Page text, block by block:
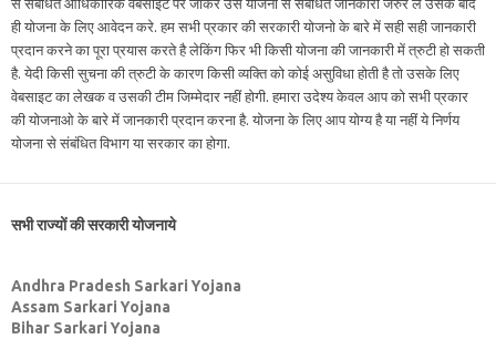
से संबंधित आधिकारिक वेबसाइट पर जाकर उस योजना से संबंधित जानकारी जरुर ले उसके बाद
ही योजना के लिए आवेदन करे. हम सभी प्रकार की सरकारी योजनो के बारे में सही सही जानकारी
प्रदान करने का पूरा प्रयास करते है लेकिंग फिर भी किसी योजना की जानकारी में त्रुटी हो सकती
है. येदी किसी सुचना की त्रुटी के कारण किसी व्यक्ति को कोई असुविधा होती है तो उसके लिए
वेबसाइट का लेखक व उसकी टीम जिम्मेदार नहीं होगी. हमारा उदेश्य केवल आप को सभी प्रकार
की योजनाओ के बारे में जानकारी प्रदान करना है. योजना के लिए आप योग्य है या नहीं ये निर्णय
योजना से संबंधित विभाग या सरकार का होगा.
सभी राज्यों की सरकारी योजनाये
Andhra Pradesh Sarkari Yojana
Assam Sarkari Yojana
Bihar Sarkari Yojana